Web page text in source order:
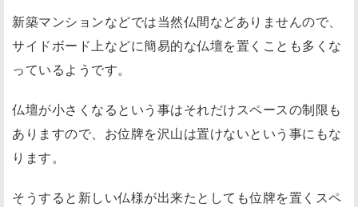
新築マンションなどでは当然仏間などありませんので、
サイドボード上などに簡易的な仏壇を置くことも多くな
っているようです。
仏壇が小さくなるという事はそれだけスペースの制限も
ありますので、お位牌を沢山は置けないという事にもな
ります。
そうすると新しい仏様が出来たとしても位牌を置くスペ